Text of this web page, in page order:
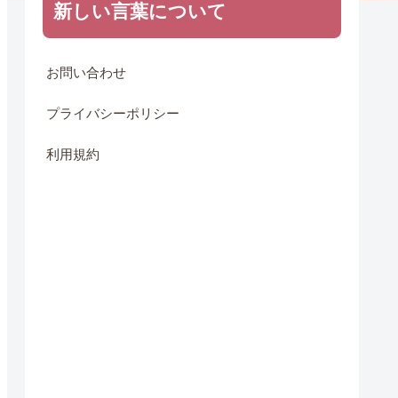
新しい言葉について
お問い合わせ
プライバシーポリシー
利用規約